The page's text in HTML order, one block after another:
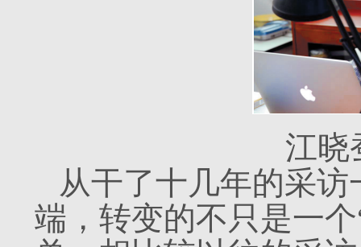
江晓
从干了十几年的采
端，转变的不只是一